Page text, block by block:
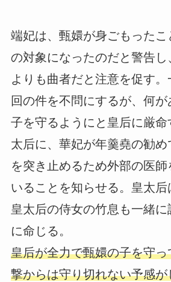
端妃は、甄嬛が身ごもった
の対象になったのだと警告
よりも曲者だと注意を促す
回の件を不問にするが、何
子を守るようにと皇后に厳命
太后に、華妃が年羹堯の勧め
を突き止めるため外部の医
いることを知らせる。皇太后
皇太后の侍女の竹息も一緒に
に命じる。
皇后が全力で甄嬛の子を守
撃からは守り切れない予感が